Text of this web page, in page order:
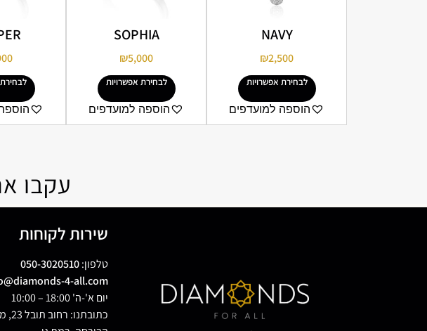
NAVY
₪2,500
לבחירת אפשרויות
הוספה למועדפים
SOPHIA
₪5,000
לבחירת אפשרויות
הוספה למועדפים
עקבו
שירות לקוחות
טלפון:050-3020510
4-all.com
יום א'-ה' 18:00 – 10:00